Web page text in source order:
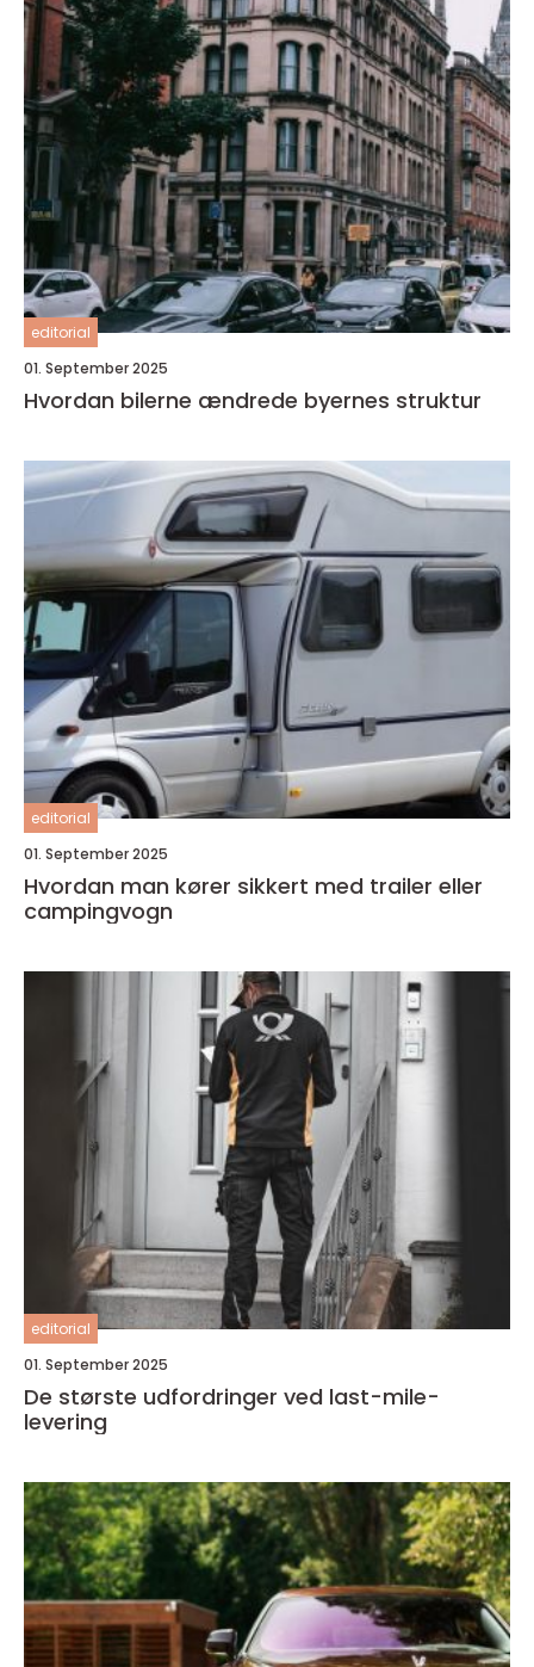
editorial
01. September 2025
Hvordan bilerne ændrede byernes struktur
editorial
01. September 2025
Hvordan man kører sikkert med trailer eller
campingvogn
editorial
01. September 2025
De største udfordringer ved last-mile-
levering